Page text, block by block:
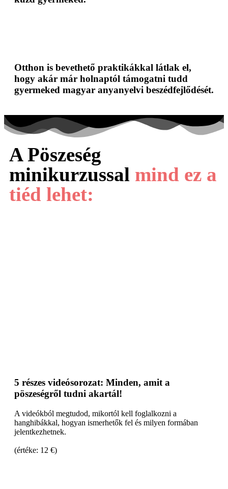
Otthon is bevethető praktikákkal látlak el,
hogy akár már holnaptól támogatni tudd
gyermeked magyar anyanyelvi beszédfejlődését.
A Pöszeség
minikurzussal mind ez a
tiéd lehet:
5 részes videósorozat: Minden, amit a
pöszeségről tudni akartál!
A videókból megtudod, mikortól kell foglalkozni a
hanghibákkal, hogyan ismerhetők fel és milyen formában
jelentkezhetnek.
(értéke: 12 €)